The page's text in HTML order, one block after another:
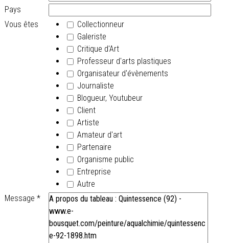
Pays
Vous êtes
Collectionneur
Galeriste
Critique d'Art
Professeur d'arts plastiques
Organisateur d'évènements
Journaliste
Blogueur, Youtubeur
Client
Artiste
Amateur d'art
Partenaire
Organisme public
Entreprise
Autre
Message *